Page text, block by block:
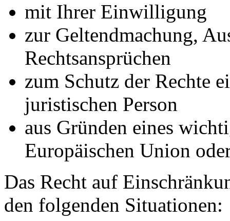
mit Ihrer Einwilligung
zur Geltendmachung,
Rechtsansprüchen
zum Schutz der Rechte
juristischen Person
aus Gründen eines
Europäischen Union
Das Recht auf
den folgenden Situationen: